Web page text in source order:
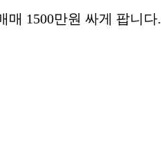
매 1500만원 싸게 팝니다.